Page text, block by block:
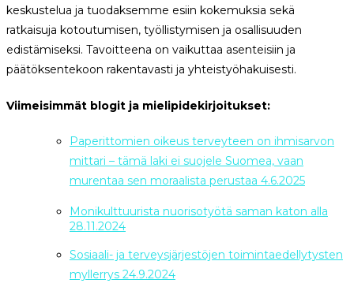
keskustelua ja tuodaksemme esiin kokemuksia sekä
ratkaisuja kotoutumisen, työllistymisen ja osallisuuden
edistämiseksi. Tavoitteena on vaikuttaa asenteisiin ja
päätöksentekoon rakentavasti ja yhteistyöhakuisesti.
Viimeisimmät blogit ja mielipidekirjoitukset:
Paperittomien oikeus terveyteen on ihmisarvon
mittari – tämä laki ei suojele Suomea, vaan
murentaa sen moraalista perustaa 4.6.2025
Monikulttuurista nuorisotyötä saman katon alla
28.11.2024
Sosiaali- ja terveysjärjestöjen toimintaedellytysten
myllerrys 24.9.2024